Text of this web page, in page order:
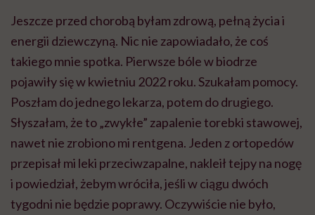
Jeszcze przed chorobą byłam zdrową, pełną życia i
energii dziewczyną. Nic nie zapowiadało, że coś
takiego mnie spotka. Pierwsze bóle w biodrze
pojawiły się w kwietniu 2022 roku. Szukałam pomocy.
Poszłam do jednego lekarza, potem do drugiego.
Słyszałam, że to „zwykłe” zapalenie torebki stawowej,
nawet nie zrobiono mi rentgena. Jeden z ortopedów
przepisał mi leki przeciwzapalne, nakleił tejpy na nogę
i powiedział, żebym wróciła, jeśli w ciągu dwóch
tygodni nie będzie poprawy. Oczywiście nie było,